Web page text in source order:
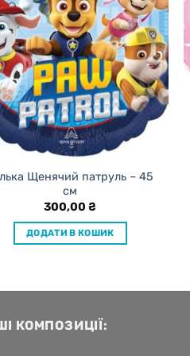
Щенячий патруль – 45
см
300,00₴
ДОДАТИ В КОШИК
КОМПОЗИЦІЇ: